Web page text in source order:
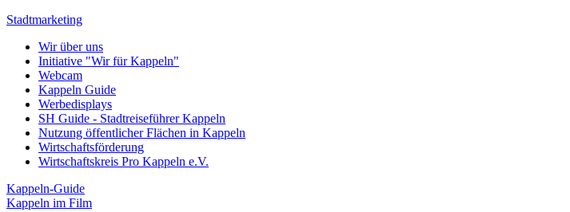
Stadtmarketing
Wir über uns
Initiative "Wir für Kappeln"
Webcam
Kappeln Guide
Werbedisplays
SH Guide - Stadtreiseführer Kappeln
Nutzung öffentlicher Flächen in Kappeln
Wirtschaftsförderung
Wirtschaftskreis Pro Kappeln e.V.
Kappeln-Guide
Kappeln im Film